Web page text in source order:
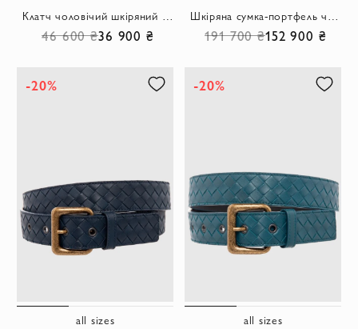
46 600 ₴36 900 ₴ 191 700 ₴152 900 ₴
-20%
all sizes
-20%
all sizes